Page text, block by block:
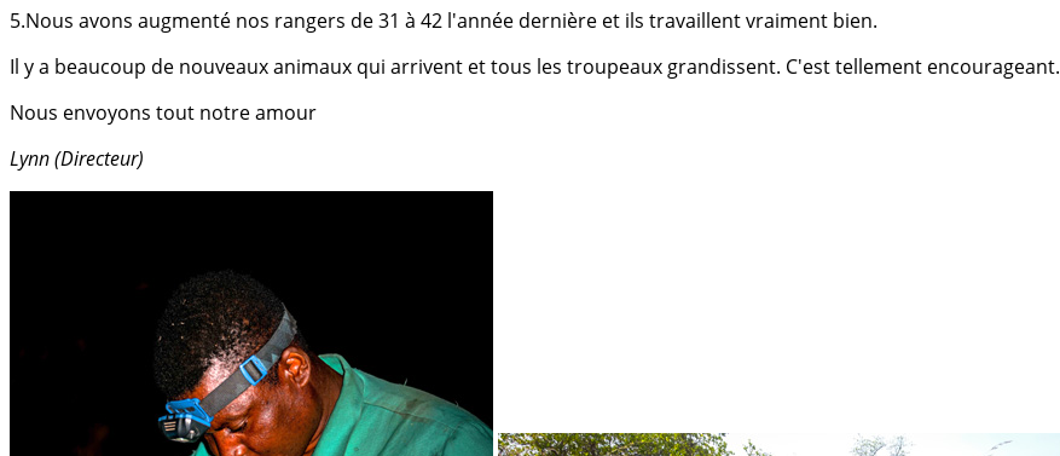
5.Nous avons augmenté nos rangers de 31 à 42 l'année dernière et ils travaillent vraiment bien.
Il y a beaucoup de nouveaux animaux qui arrivent et tous les troupeaux grandissent. C'est tellement encourageant.
Nous envoyons tout notre amour
Lynn (Directeur)